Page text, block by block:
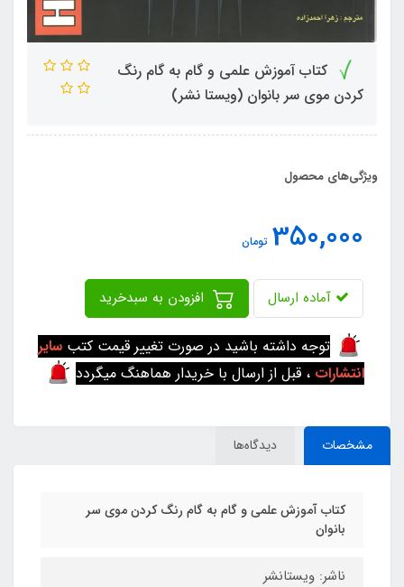
کتاب آموزش علمی و گام به گام رنگ
کردن موی سر بانوان (ویستا نشر)
ویژگی‌های محصول
350,000 تومان
آماده ارسال
توجه داشته باشید در صورت تغییر قیمت کتب سایر
انتشارات ، قبل از ارسال با خریدار هماهنگ میگردد
مشخصات دیدگاه‌ها
کتاب آموزش علمی و گام به گام رنگ کردن موی سر
بانوان
ناشر: ویستانشر